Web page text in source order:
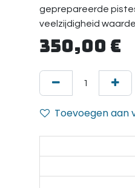
geprepareerde
veelzijdigheid
350,00 €
Toevoegen aan